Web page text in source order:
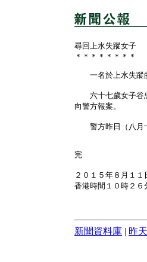
尋回上水失蹤女子
＊＊＊＊＊＊＊＊
一名於上水失蹤的
六十七歲女子谷忠
向警方報案。
警方昨日（八月十
完
２０１５年８月１１
香港時間１０時２６
新聞資料庫 | 昨